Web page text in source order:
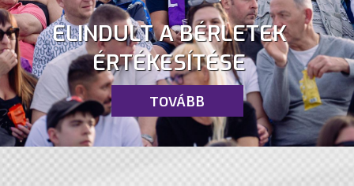
ELINDULT A BÉRLETEK
ÉRTÉKESÍTÉSE
TOVÁBB